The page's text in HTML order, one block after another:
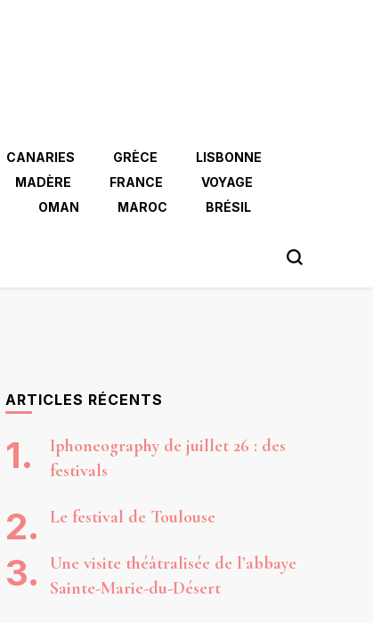
CANARIES GRÈCE
LISBONNE
MADÈRE FRANCE
VOYAGE
OMAN MAROC
BRÉSIL
ARTICLES RÉCENTS
Iphoneography de juillet 26 : des
festivals
Le festival de Toulouse
Une visite théâtralisée de l’abbaye
Sainte-Marie-du-Désert